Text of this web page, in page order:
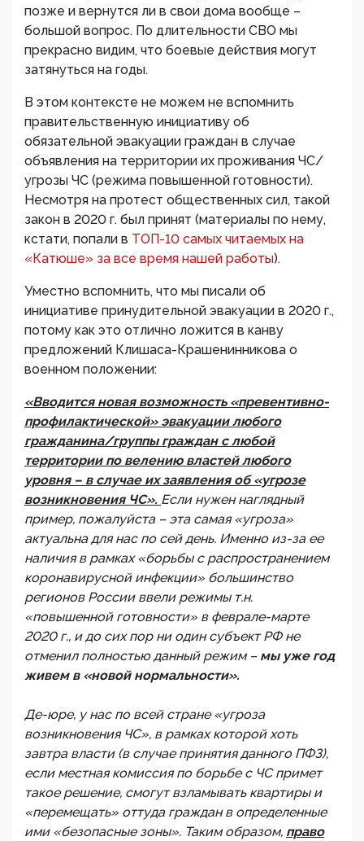
позже и вернутся ли в свои дома вообще –
большой вопрос. По длительности СВО мы
прекрасно видим, что боевые действия могут
затянуться на годы.
В этом контексте не можем не вспомнить
правительственную инициативу об
обязательной эвакуации граждан в случае
объявления на территории их проживания ЧС/
угрозы ЧС (режима повышенной готовности).
Несмотря на протест общественных сил, такой
закон в 2020 г. был принят (материалы по нему,
кстати, попали в ТОП-10 самых читаемых на
«Катюше» за все время нашей работы).
Уместно вспомнить, что мы писали об
инициативе принудительной эвакуации в 2020 г.,
потому как это отлично ложится в канву
предложений Клишаса-Крашенинникова о
военном положении:
«Вводится новая возможность «превентивно-
профилактической» эвакуации любого
гражданина/группы граждан с любой
территории по велению властей любого
уровня – в случае их заявления об «угрозе
возникновения ЧС». Если нужен наглядный
пример, пожалуйста – эта самая «угроза»
актуальна для нас по сей день. Именно из-за ее
наличия в рамках «борьбы с распространением
коронавирусной инфекции» большинство
регионов России ввели режимы т.н.
«повышенной готовности» в феврале-марте
2020 г., и до сих пор ни один субъект РФ не
отменил полностью данный режим – мы уже год
живем в «новой нормальности».
Де-юре, у нас по всей стране «угроза
возникновения ЧС», в рамках которой хоть
завтра власти (в случае принятия данного ПФЗ),
если местная комиссия по борьбе с ЧС примет
такое решение, смогут взламывать квартиры и
«перемещать» оттуда граждан в определенные
ими «безопасные зоны». Таким образом, право